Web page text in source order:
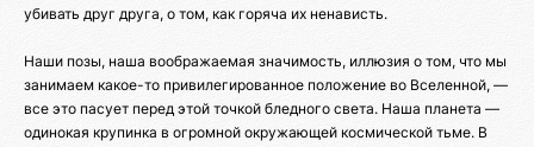
убивать друг друга, о том, как горяча их ненависть.
Наши позы, наша воображаемая значимость, иллюзия о том, что мы
занимаем какое-то привилегированное положение во Вселенной, —
все это пасует перед этой точкой бледного света. Наша планета —
одинокая крупинка в огромной окружающей космической тьме. В